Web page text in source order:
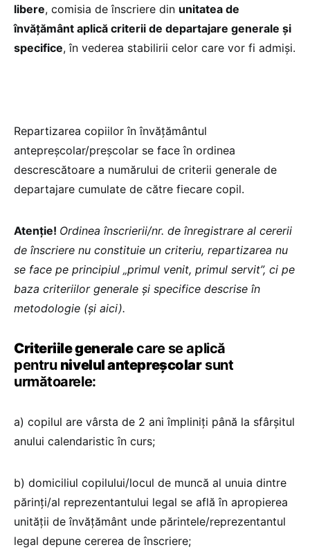
libere, comisia de înscriere din unitatea de
învățământ aplică criterii de departajare generale și
specifice, în vederea stabilirii celor care vor fi admiși.
Repartizarea copiilor în învățământul
antepreșcolar/preșcolar se face în ordinea
descrescătoare a numărului de criterii generale de
departajare cumulate de către fiecare copil.
Atenție! Ordinea înscrierii/nr. de înregistrare al cererii
de înscriere nu constituie un criteriu, repartizarea nu
se face pe principiul „primul venit, primul servit”, ci pe
baza criteriilor generale și specifice descrise în
metodologie (și aici).
Criteriile generalecare se aplică
pentru nivelul antepreșcolarsunt
următoarele:
a) copilul are vârsta de 2 ani împliniți până la sfârșitul
anului calendaristic în curs;
b) domiciliul copilului/locul de muncă al unuia dintre
părinți/al reprezentantului legal se află în apropierea
unității de învățământ unde părintele/reprezentantul
legal depune cererea de înscriere;